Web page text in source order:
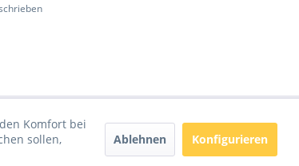
Komfort bei
sollen,
Ablehnen Konfigurieren